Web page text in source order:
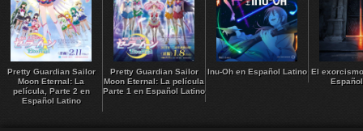
Pretty Guardian Sailor
Moon Eternal: La
película, Parte 2 en
Español Latino
Pretty Guardian Sailor
Moon Eternal: La película
Parte 1 en Español Latino
Inu-Oh en Español Latino El